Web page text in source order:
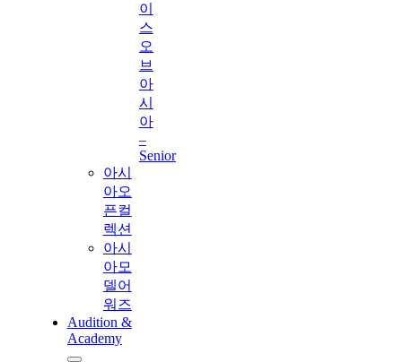
이
스
오
브
아
시
아
–
Senior
아시
아오
픈컬
렉션
아시
아모
델어
워즈
Audition &
Academy